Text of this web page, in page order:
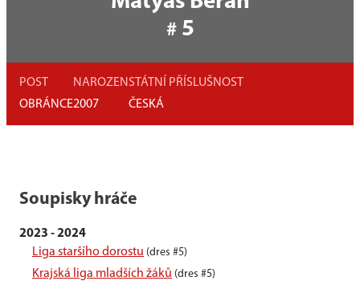
# 5
POST
OBRÁNCE
NAROZEN
2007
STÁTNÍ PŘÍSLUŠNOST
ČESKÁ
Soupisky hráče
2023 - 2024
Liga staršího dorostu (dres #5)
Krajská liga mladších žáků (dres #5)